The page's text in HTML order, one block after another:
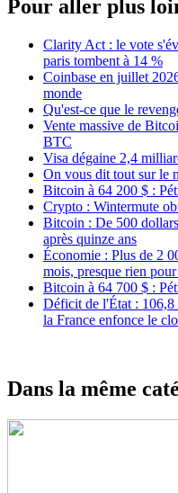
Pour aller plus
Clarity Act : le vote
paris tombent à 14 %
Coinbase en juillet
monde
Qu'est-ce que le
Vente massive de
BTC
Visa dégaine 2,4
On vous dit tout sur le
Bitcoin à 64 200 $ :
Crypto : Wintermute
Bitcoin : De 500
après quinze ans
Économie : Plus de 2
mois, presque rien
Bitcoin à 64 700 $ :
Déficit de l'État : 106,8
la France enfonce le
Dans la même